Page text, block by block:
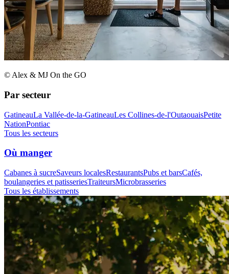
© Alex & MJ On the GO
Par secteur
GatineauLa Vallée-de-la-GatineauLes Collines-de-l'OutaouaisPetite
NationPontiac
Tous les secteurs
Où manger
Cabanes à sucreSaveurs localesRestaurantsPubs et barsCafés,
boulangeries et patisseriesTraiteursMicrobrasseries
Tous les établissements